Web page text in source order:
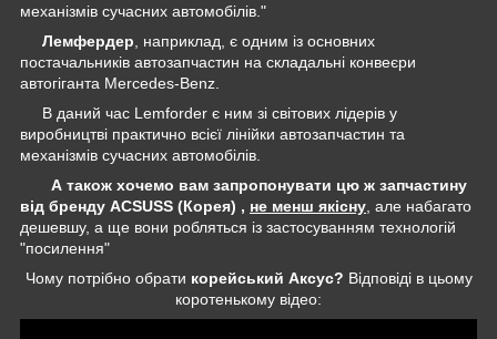
механізмів сучасних автомобілів."
Лемфердер , наприклад, є одним із основних
постачальників автозапчастин на складальні конвеєри
автогіганта Mercedes-Benz.
В даний час Lemforder є ним зі світових лідерів у
виробництві практично всієї лінійки автозапчастин та
механізмів сучасних автомобілів.
А також хочемо вам запропонувати цю ж запчастину
від бренду ACSUSS (Корея) , не менш якісну , але набагато
дешевшу, а ще вони робляться із застосуванням технологій
"посилення"
Чому потрібно обрати корейський Аксус? Відповіді в цьому
коротенькому відео: